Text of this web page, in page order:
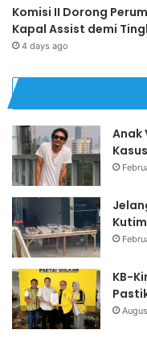
Komisi II Dorong
Kapal Assist demi
4 days ago
Anak
KB-